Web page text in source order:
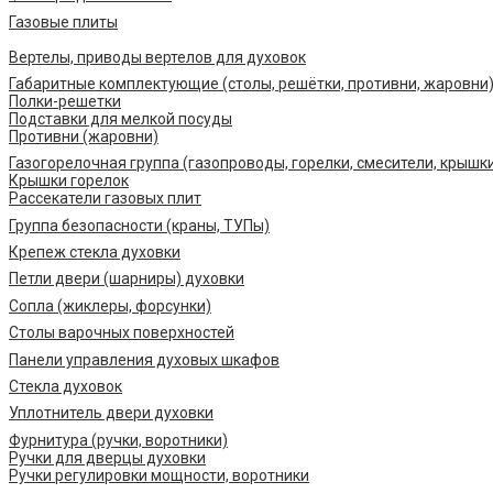
Газовые плиты
Вертелы, приводы вертелов для духовок
Габаритные комплектующие (столы, решётки, противни, жаровни)
Полки-решетки
Подставки для мелкой посуды
Противни (жаровни)
Газогорелочная группа (газопроводы, горелки, смесители,
Крышки горелок
Рассекатели газовых плит
Группа безопасности (краны, ТУПы)
Крепеж стекла духовки
Петли двери (шарниры) духовки
Сопла (жиклеры, форсунки)
Столы варочных поверхностей
Панели управления духовых шкафов
Стекла духовок
Уплотнитель двери духовки
Фурнитура (ручки, воротники)
Ручки для дверцы духовки
Ручки регулировки мощности, воротники